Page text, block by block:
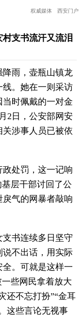
权威媒体 西安门户
支书流汗又流泪
雨，壶瓶山镇龙
。她在一则采访
时佩戴的一对金
2日，公安部网安
涉事人员已被依
处罚，这一记响
层干部讨回了公
气的网暴者敲响
书连续多日坚守
不出话，用实际
。可就是这样一
些网民拿着放大
还不忘打扮”“金耳
这些言论无视事